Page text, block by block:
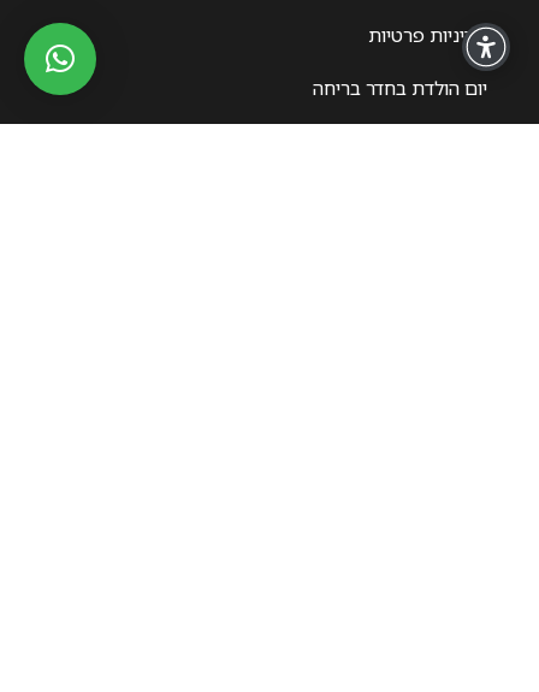
מדיניות פרטיות
יום הולדת בחדר בריחה